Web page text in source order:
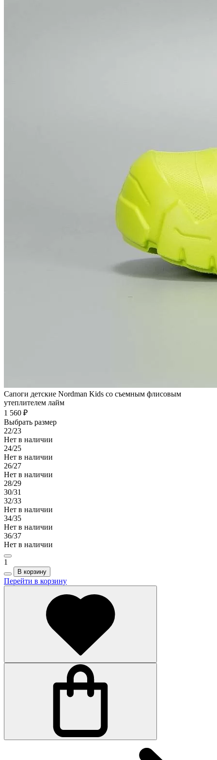
Сапоги детские Nordman Kids со съемным флисовым
утеплителем лайм
1 560 ₽
Выбрать размер
22/23
Нет в наличии
24/25
Нет в наличии
26/27
Нет в наличии
28/29
30/31
32/33
Нет в наличии
34/35
Нет в наличии
36/37
Нет в наличии
1
В корзину
Перейти в корзину